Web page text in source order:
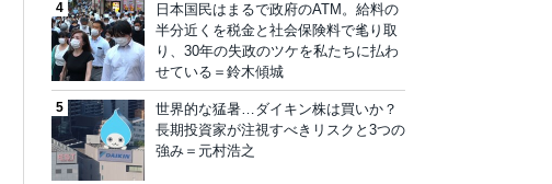
日本国民はまるで政府のATM。給料の
半分近くを税金と社会保険料で毟り取
り、30年の失政のツケを私たちに払わ
せている＝鈴木傾城
世界的な猛暑…ダイキン株は買いか？
長期投資家が注視すべきリスクと3つの
強み＝元村浩之